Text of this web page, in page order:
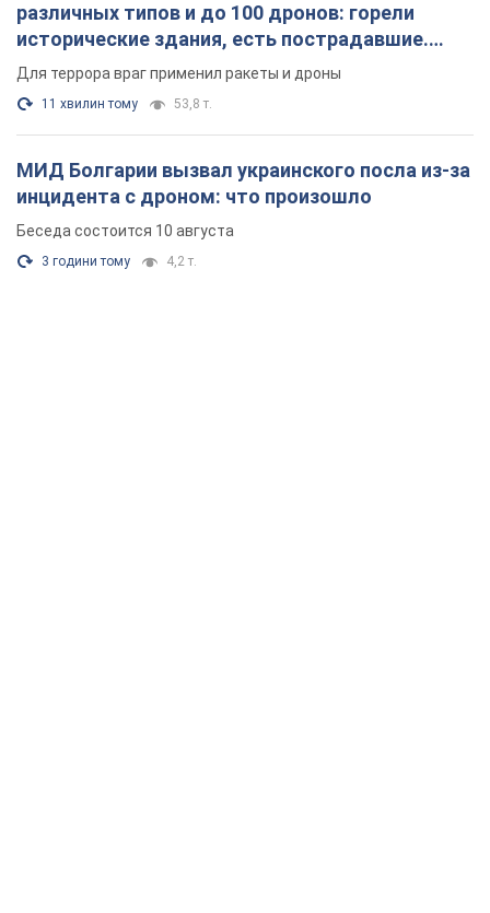
различных типов и до 100 дронов: горели
исторические здания, есть пострадавшие.
Фото и видео
Для террора враг применил ракеты и дроны
11 хвилин тому 53,8 т.
МИД Болгарии вызвал украинского посла из-за
инцидента с дроном: что произошло
Беседа состоится 10 августа
3 години тому 4,2 т.